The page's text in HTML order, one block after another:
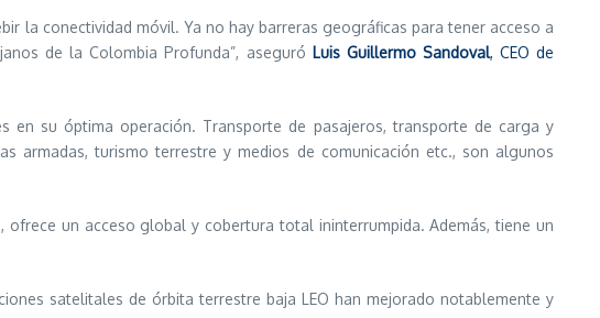
la conectividad móvil. Ya no hay barreras geográficas para tener acceso a
de la Colombia Profunda”, aseguró Luis Guillermo Sandoval, CEO de
en su óptima operación. Transporte de pasajeros, transporte de carga y
armadas, turismo terrestre y medios de comunicación etc., son algunos
un acceso global y cobertura total ininterrumpida. Además, tiene un
satelitales de órbita terrestre baja LEO han mejorado notablemente y